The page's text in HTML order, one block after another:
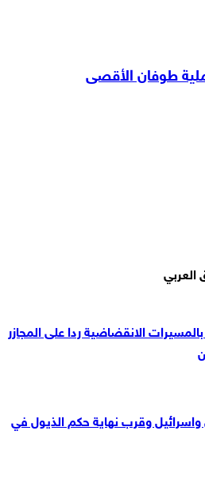
طوفان الأقصى
العربي
الانقضاضية ردا على المجازر
وقرب نهاية حكم الذيول في